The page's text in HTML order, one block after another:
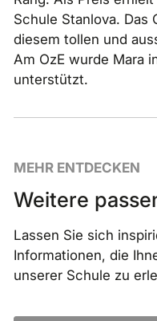
Schule Stanlova. Das
diesem tollen und
Am OzE wurde Mara
unterstützt.
MEHR ENTDECKEN
Weitere
Lassen Sie sich
Informationen, die
unserer Schule zu